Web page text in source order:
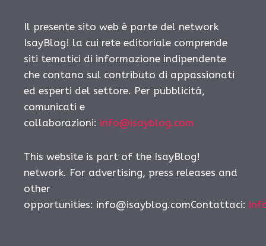
Il presente sito web è parte del network
IsayBlog! la cui rete editoriale comprende
siti tematici di informazione indipendente
che contano sul contributo di appassionati
ed esperti del settore. Per pubblicità,
comunicati e
collaborazioni: info@isayblog.com
This website is part of the IsayBlog!
network. For advertising, press releases and
other
opportunities: info@isayblog.comContattaci: